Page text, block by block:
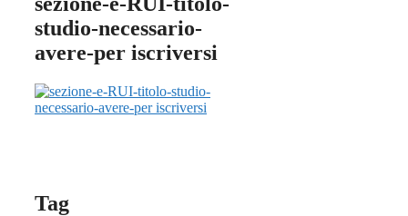
studio-necessario-
avere-per iscriversi
Tag